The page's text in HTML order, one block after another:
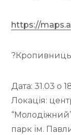
https://
Дата: 31.03 о
Локація:
парк ім.